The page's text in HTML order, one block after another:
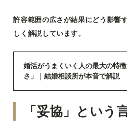
許容範囲の広さが結果にどう影響
しく解説しています。
婚活がうまくいく人の最大の特
さ」｜結婚相談所が本音で解説
「妥協」という